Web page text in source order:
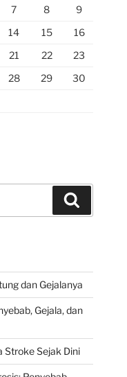
7 8
9
14 15
16
21 22
23
28 29
30
dan Gejalanya
Gejala, dan
Stroke Sejak Dini